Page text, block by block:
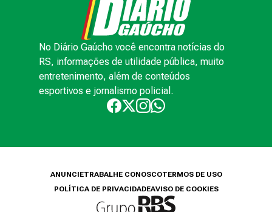
No Diário Gaúcho você encontra notícias do
RS, informações de utilidade pública, muito
entretenimento, além de conteúdos
esportivos e jornalismo policial.
ANUNCIETRABALHE CONOSCOTERMOS DE USO
POLÍTICA DE PRIVACIDADEAVISO DE COOKIES